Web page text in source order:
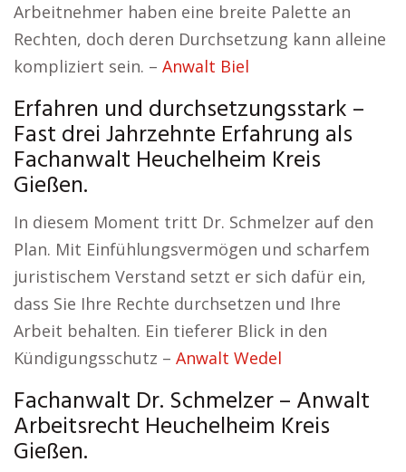
Arbeitnehmer haben eine breite Palette an
Rechten, doch deren Durchsetzung kann alleine
kompliziert sein. – Anwalt Biel
Erfahren und durchsetzungsstark –
Fast drei Jahrzehnte Erfahrung als
Fachanwalt Heuchelheim Kreis
Gießen.
In diesem Moment tritt Dr. Schmelzer auf den
Plan. Mit Einfühlungsvermögen und scharfem
juristischem Verstand setzt er sich dafür ein,
dass Sie Ihre Rechte durchsetzen und Ihre
Arbeit behalten. Ein tieferer Blick in den
Kündigungsschutz – Anwalt Wedel
Fachanwalt Dr. Schmelzer – Anwalt
Arbeitsrecht Heuchelheim Kreis
Gießen.